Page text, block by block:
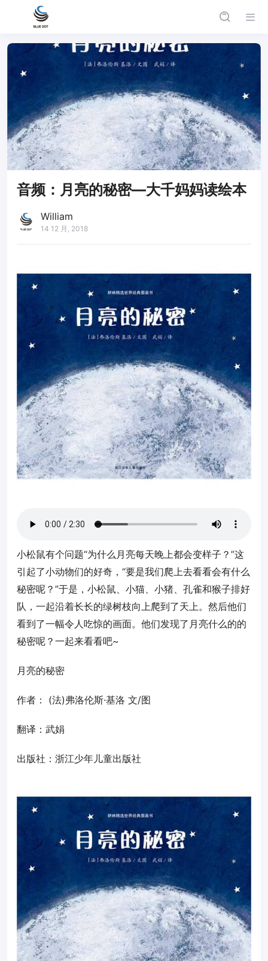
音频：月亮的秘密—大千妈妈读绘本
William
14 12 月, 2018
小松鼠有个问题“为什么月亮每天晚上都会变样子？”这
引起了小动物们的好奇，“要是我们爬上去看看会有什么
秘密呢？”于是，小松鼠、小猫、小猪、孔雀和猴子排好
队，一起沿着长长的绿树枝向上爬到了天上。然后他们
看到了一幅令人吃惊的画面。他们发现了月亮什么的的
秘密呢？一起来看看吧~
月亮的秘密
作者： (法)弗洛伦斯·基洛 文/图
翻译：武娟
出版社：浙江少年儿童出版社